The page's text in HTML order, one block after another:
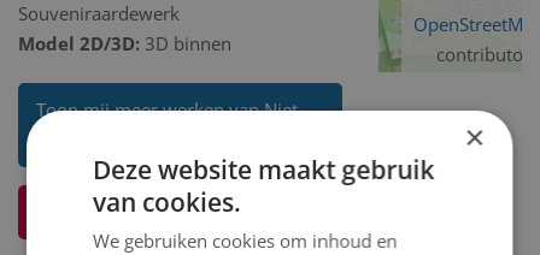
Souveniraardewerk
Model 2D/3D: 3D binnen
Toon mij meer werken van Niet
Ik weet meer over dit kunstwerk
×
Deze website maakt gebruik
van cookies.
We gebruiken cookies om inhoud en